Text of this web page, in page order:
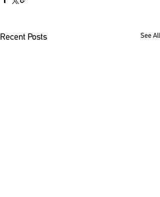
Recent Posts See All